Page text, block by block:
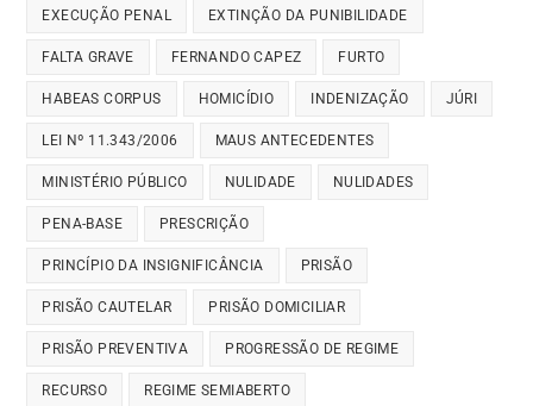
EXECUÇÃO PENAL EXTINÇÃO DA PUNIBILIDADE
FALTA GRAVE FERNANDO CAPEZ FURTO
HABEAS CORPUS HOMICÍDIO INDENIZAÇÃO JÚRI
LEI Nº 11.343/2006 MAUS ANTECEDENTES
MINISTÉRIO PÚBLICO NULIDADE NULIDADES
PENA-BASE PRESCRIÇÃO
PRINCÍPIO DA INSIGNIFICÂNCIA PRISÃO
PRISÃO CAUTELAR PRISÃO DOMICILIAR
PRISÃO PREVENTIVA PROGRESSÃO DE REGIME
RECURSO REGIME SEMIABERTO